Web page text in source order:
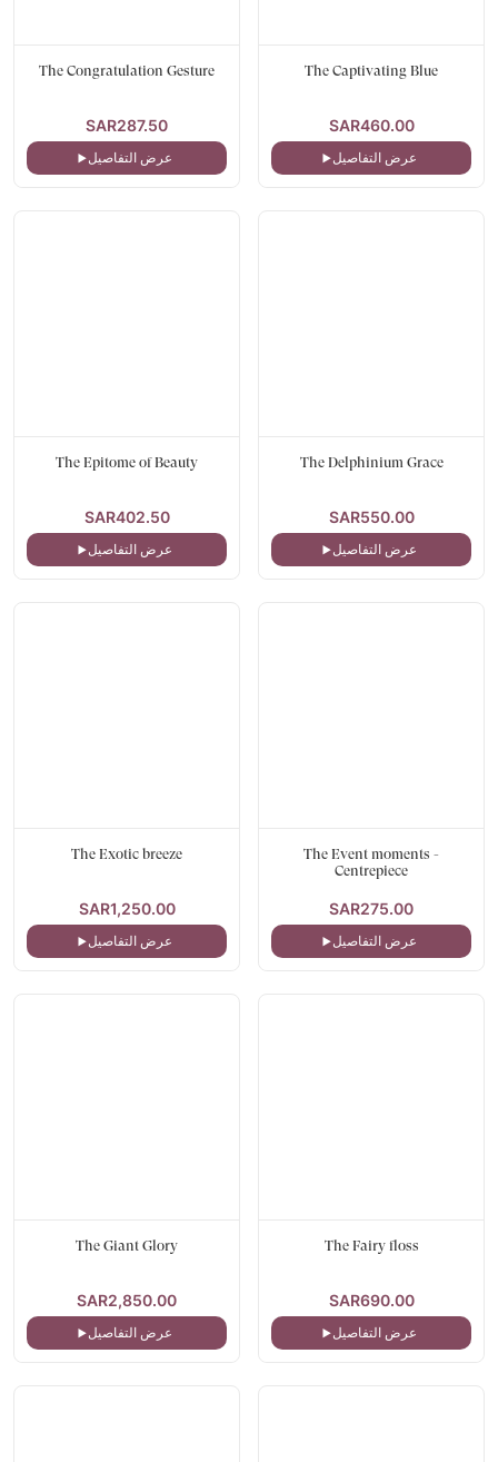
The Captivating Blue
SAR460.00
عرض التفاصيل
The Congratulation Gesture
SAR287.50
عرض التفاصيل
The Delphinium Grace
SAR550.00
عرض التفاصيل
The Epitome of Beauty
SAR402.50
عرض التفاصيل
The Event moments -
Centrepiece
SAR275.00
عرض التفاصيل
The Exotic breeze
SAR1,250.00
عرض التفاصيل
The Fairy floss
SAR690.00
عرض التفاصيل
The Giant Glory
SAR2,850.00
عرض التفاصيل